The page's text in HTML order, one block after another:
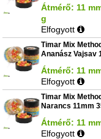
Átmérő: 11
g
Elfogyott
Timar Mix
Ananász Vajsav
Átmérő: 11
Elfogyott
Timar Mix
Narancs 11mm
Átmérő: 11
Elfogyott